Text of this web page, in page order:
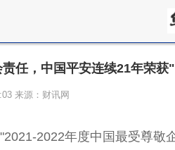
任，中国平安连续21年荣
来源：财讯网
2022年度中国最受尊敬